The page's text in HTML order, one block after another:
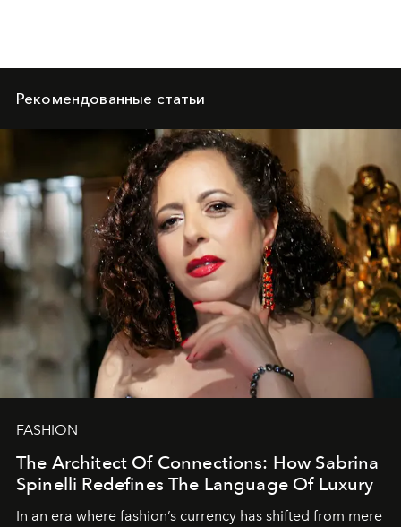
Рекомендованные статьи
FASHION
The Architect Of Connections: How Sabrina
Spinelli Redefines The Language Of Luxury
In an era where fashion’s currency has shifted from mere